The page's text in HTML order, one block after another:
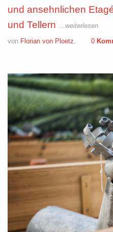
und ansehnlichen
und Tellern
...weiterlesen
von Florian von Ploetz. 0